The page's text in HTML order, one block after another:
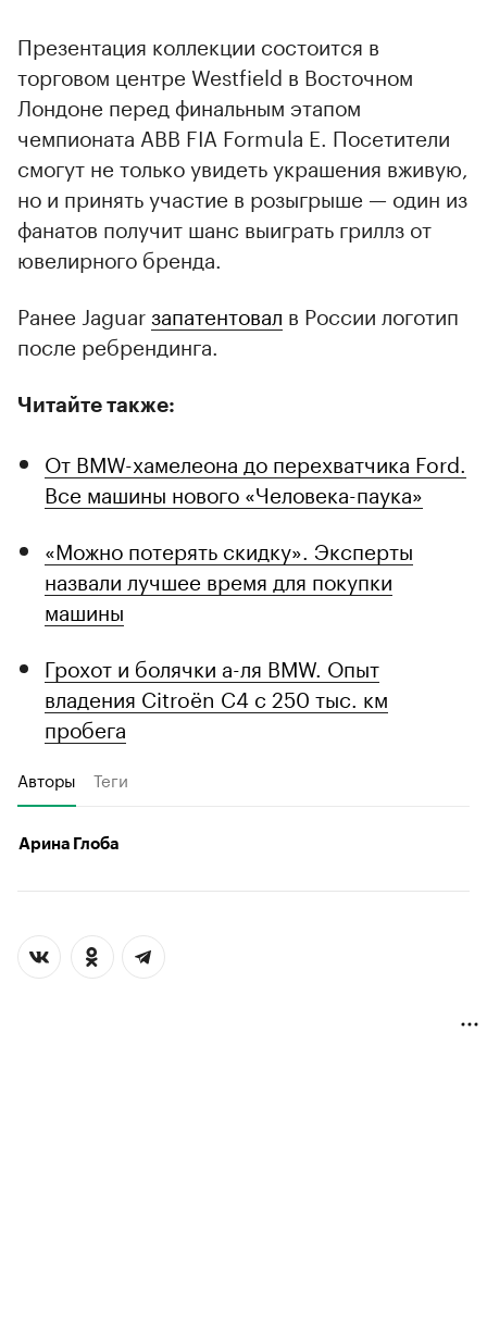
Презентация коллекции состоится в
торговом центре Westfield в Восточном
Лондоне перед финальным этапом
чемпионата ABB FIA Formula E. Посетители
смогут не только увидеть украшения вживую,
но и принять участие в розыгрыше — один из
фанатов получит шанс выиграть гриллз от
ювелирного бренда.
Ранее Jaguarзапатентовал в России логотип
после ребрендинга.
Читайте также:
От BMW-хамелеона до перехватчика Ford.
Все машины нового «Человека-паука»
«Можно потерять скидку». Эксперты
назвали лучшее время для покупки
машины
Грохот и болячки а-ля BMW. Опыт
владения Citroёn C4 с 250 тыс. км
пробега
Авторы Теги
Арина Глоба